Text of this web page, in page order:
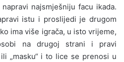
najsmješniju facu ikada.
istu i proslijedi je drugom
ima više igrača, u isto vrijeme,
na drugoj strani i pravi
„masku“ i to lice se prenosi u